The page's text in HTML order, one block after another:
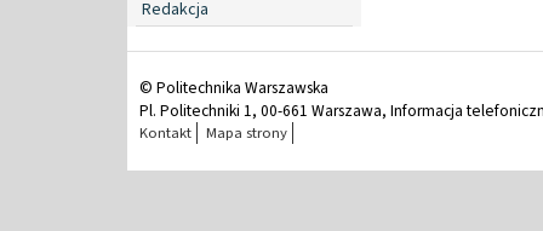
Redakcja
© Politechnika Warszawska
Pl. Politechniki 1, 00-661 Warszawa, Informacja
Kontakt Mapa strony